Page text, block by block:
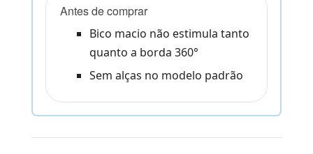
Antes de comprar
Bico macio não estimula tanto
quanto a borda 360°
Sem alças no modelo padrão